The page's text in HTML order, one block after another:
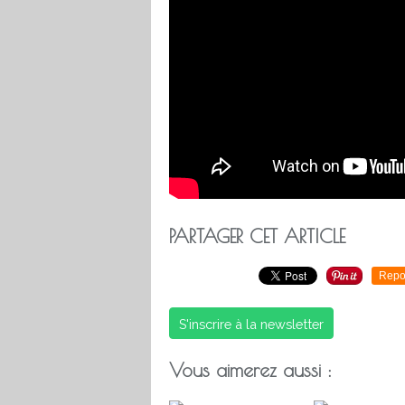
PARTAGER CET ARTICLE
S'inscrire à la newsletter
Vous aimerez aussi :